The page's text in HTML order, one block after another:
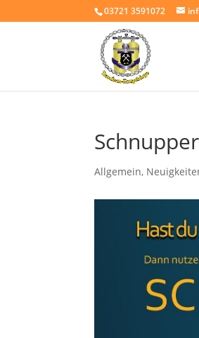
03721 3591072
Allgemein,